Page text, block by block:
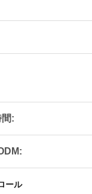
:
ール